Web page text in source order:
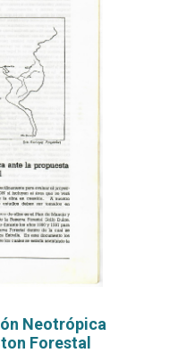
Neotrópica
Forestal